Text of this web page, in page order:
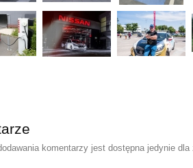
komentarzy jest dostępna jedynie